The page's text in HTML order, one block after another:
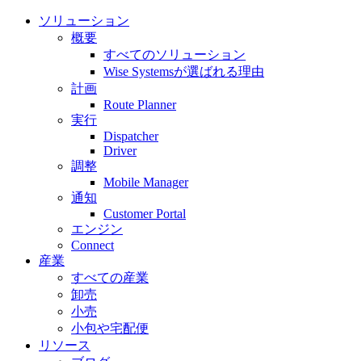
ソリューション
概要
すべてのソリューション
Wise Systemsが選ばれる理由
計画
Route Planner
実行
Dispatcher
Driver
調整
Mobile Manager
通知
Customer Portal
エンジン
Connect
産業
すべての産業
卸売
小売
小包や宅配便
リソース